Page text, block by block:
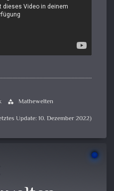
category Mathewelten
Update: 10. Dezember 2022)